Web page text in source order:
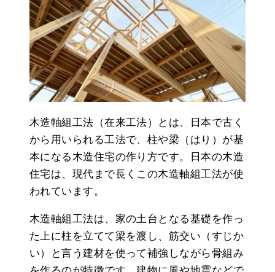
木造軸組工法（在来工法）とは、日本で古く
から用いられる工法で、柱や梁（はり）が基
本になる木造住宅の作り方です。日本の木造
住宅は、現代まで長くこの木造軸組工法が使
われています。
木造軸組工法は、家の土台となる基礎を作っ
た上に柱を立てて梁を渡し、筋交い（すじか
い）と言う建材を使って補強しながら骨組み